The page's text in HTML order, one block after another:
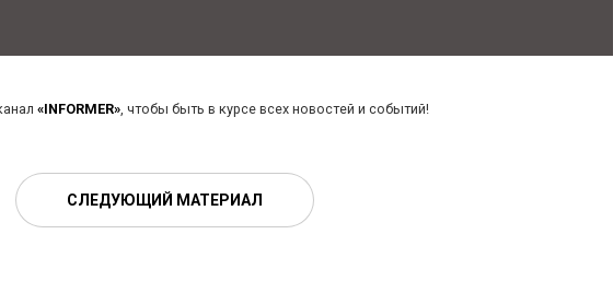
«INFORMER», чтобы быть в курсе всех новостей и событий!
СЛЕДУЮЩИЙ МАТЕРИАЛ